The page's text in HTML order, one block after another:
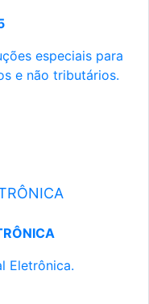
especiais para
e não tributários.
Eletrônica.